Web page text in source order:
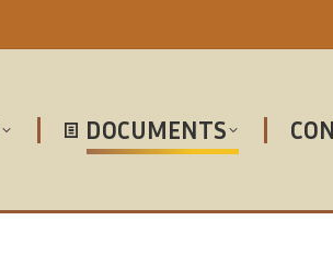
DOCUMENTS